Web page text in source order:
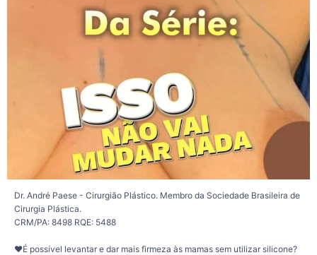
A escolha da técnica depende de diversos fatores, como o volume das mamas,
a qualidade da pele, o grau de flacidez e, principalmente, os objetivos de cada
paciente.
É importante lembrar que cada organismo responde de uma maneira. A
evolução pós-operatória é individual e o resultado ao longo do tempo também
pode ser influenciado por fatores como envelhecimento natural, qualidade da
pele, variações de peso, gestação, amamentação e hábitos de vida.
Por isso, a avaliação médica é essencial para definir qual procedimento pode
ser mais indicado para cada caso e para alinhar expectativas de forma segura e
individualizada.
✨ Cada corpo possui características únicas. Um planejamento personalizado é
o primeiro passo para compreender as possibilidades do seu caso.
Dr. André Paese - Cirurgião Plástico. Membro da Sociedade Brasileira de
Cirurgia Plástica.
CRM/PA: 8498 RQE: 5488
❤️É possível levantar e dar mais firmeza às mamas sem utilizar silicone?